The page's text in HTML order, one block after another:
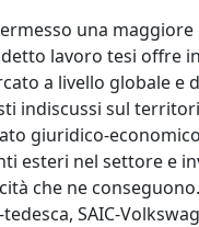
una
lavoro tesi offre
a livello globale e
indiscussi sul
giuridico-
nel settore e
che ne
SAIC-